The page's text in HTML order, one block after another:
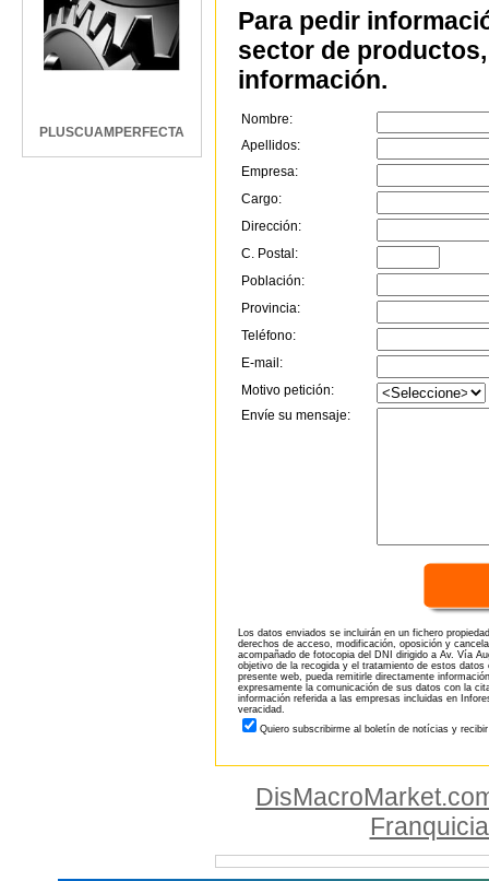
PLUSCUAMPERFECTA
Para pedir
sector de
información.
Nombre:
Apellidos:
Empresa:
Cargo:
Dirección:
C. Postal:
Población:
Provincia:
Teléfono:
E-mail:
Motivo petición:
Envíe su mensaje:
Los datos enviados se incluirán en un fichero
derechos de acceso, modificación, oposición y
acompañado de fotocopia del DNI dirigido a Av. Vía
objetivo de la recogida y el tratamiento de estos
presente web, pueda remitirle directamente
expresamente la comunicación de sus datos con la
información referida a las empresas incluidas en
veracidad.
Quiero subscribirme al boletín de notícias y